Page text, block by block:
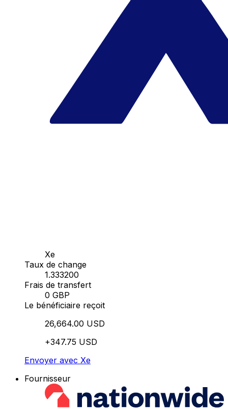
Xe
Taux de change
1.333200
Frais de transfert
0 GBP
Le bénéficiaire reçoit
26,664.00 USD
+347.75 USD
Envoyer avec Xe
Fournisseur